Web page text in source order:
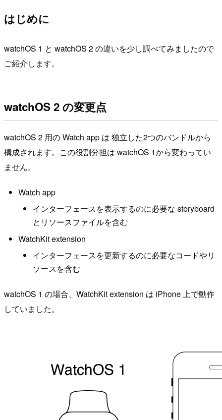
はじめに
watchOS 1 と watchOS 2 の違いを少し調べてみましたので
ご紹介します。
watchOS 2 の変更点
watchOS 2 用の Watch app は 独立した2つのバンドルから
構成されます。この役割分担は watchOS 1から変わってい
ません。
Watch app
インターフェースを表示するのに必要な storyboard
とリソースファイルを含む
WatchKit extension
インターフェースを更新するのに必要なコードやリ
ソースを含む
watchOS 1 の場合、WatchKit extension は iPhone 上で動作
していました。